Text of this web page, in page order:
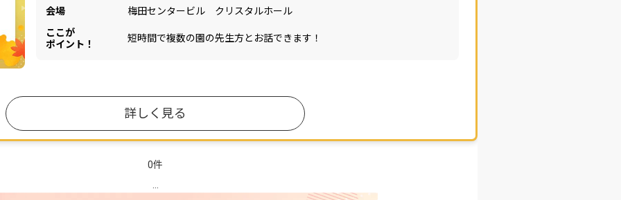
会場
梅田センタービル クリスタルホール
ここが
ポイント！
短時間で複数の園の先生方とお話できます！
詳しく見る
0件